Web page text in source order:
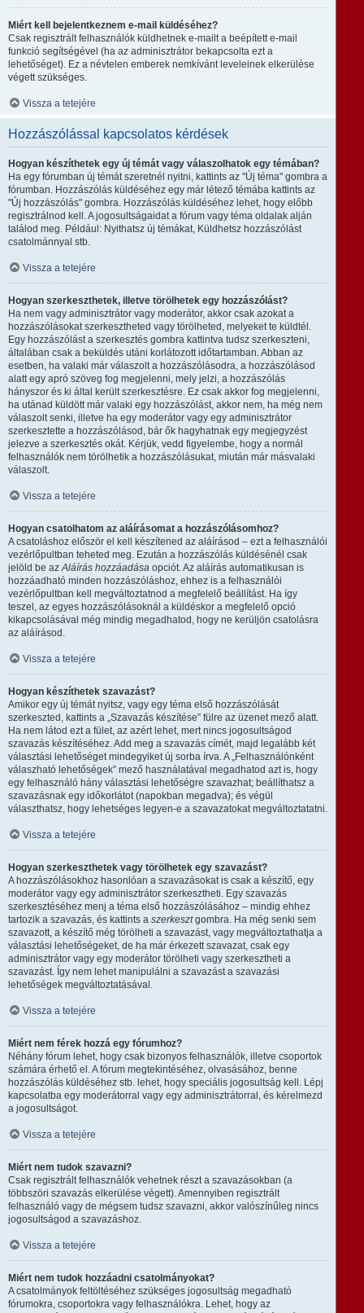
Miért kell bejelentkeznem e-mail küldéséhez?
Csak regisztrált felhasználók küldhetnek e-mailt a beépített e-mail
funkció segítségével (ha az adminisztrátor bekapcsolta ezt a
lehetőséget). Ez a névtelen emberek nemkívánt leveleinek elkerülése
végett szükséges.
Vissza a tetejére
Hozzászólással kapcsolatos kérdések
Hogyan készíthetek egy új témát vagy válaszolhatok egy témában?
Ha egy fórumban új témát szeretnél nyitni, kattints az "Új téma" gombra a
fórumban. Hozzászólás küldéséhez egy már létező témába kattints az
"Új hozzászólás" gombra. Hozzászólás küldéséhez lehet, hogy előbb
regisztrálnod kell. A jogosultságaidat a fórum vagy téma oldalak alján
találod meg. Például: Nyithatsz új témákat, Küldhetsz hozzászólást
csatolmánnyal stb.
Vissza a tetejére
Hogyan szerkeszthetek, illetve törölhetek egy hozzászólást?
Ha nem vagy adminisztrátor vagy moderátor, akkor csak azokat a
hozzászólásokat szerkesztheted vagy törölheted, melyeket te küldtél.
Egy hozzászólást a szerkesztés gombra kattintva tudsz szerkeszteni,
általában csak a beküldés utáni korlátozott időtartamban. Abban az
esetben, ha valaki már válaszolt a hozzászólásodra, a hozzászólásod
alatt egy apró szöveg fog megjelenni, mely jelzi, a hozzászólás
hányszor és ki által került szerkesztésre. Ez csak akkor fog megjelenni,
ha utánad küldött már valaki egy hozzászólást, akkor nem, ha még nem
válaszolt senki, illetve ha egy moderátor vagy egy adminisztrátor
szerkesztette a hozzászólásod, bár ők hagyhatnak egy megjegyzést
jelezve a szerkesztés okát. Kérjük, vedd figyelembe, hogy a normál
felhasználók nem törölhetik a hozzászólásukat, miután már másvalaki
válaszolt.
Vissza a tetejére
Hogyan csatolhatom az aláírásomat a hozzászólásomhoz?
A csatoláshoz először el kell készítened az aláírásod – ezt a felhasználói
vezérlőpultban teheted meg. Ezután a hozzászólás küldésénél csak
jelöld be azAláírás hozzáadása opciót. Az aláírás automatikusan is
hozzáadható minden hozzászóláshoz, ehhez is a felhasználói
vezérlőpultban kell megváltoztatnod a megfelelő beállítást. Ha így
teszel, az egyes hozzászólásoknál a küldéskor a megfelelő opció
kikapcsolásával még mindig megadhatod, hogy ne kerüljön csatolásra
az aláírásod.
Vissza a tetejére
Hogyan készíthetek szavazást?
Amikor egy új témát nyitsz, vagy egy téma első hozzászólását
szerkeszted, kattints a „Szavazás készítése” fülre az üzenet mező alatt.
Ha nem látod ezt a fület, az azért lehet, mert nincs jogosultságod
szavazás készítéséhez. Add meg a szavazás címét, majd legalább két
választási lehetőséget mindegyiket új sorba írva. A „Felhasználónként
válaszható lehetőségek” mező használatával megadhatod azt is, hogy
egy felhasználó hány választási lehetőségre szavazhat; beállíthatsz a
szavazásnak egy időkorlátot (napokban megadva); és végül
választhatsz, hogy lehetséges legyen-e a szavazatokat megváltoztatatni.
Vissza a tetejére
Hogyan szerkeszthetek vagy törölhetek egy szavazást?
A hozzászólásokhoz hasonlóan a szavazásokat is csak a készítő, egy
moderátor vagy egy adminisztrátor szerkesztheti. Egy szavazás
szerkesztéséhez menj a téma első hozzászólásához – mindig ehhez
tartozik a szavazás, és kattints a szerkesztgombra. Ha még senki sem
szavazott, a készítő még törölheti a szavazást, vagy megváltoztathatja a
választási lehetőségeket, de ha már érkezett szavazat, csak egy
adminisztrátor vagy egy moderátor törölheti vagy szerkesztheti a
szavazást. Így nem lehet manipulálni a szavazást a szavazási
lehetőségek megváltoztatásával.
Vissza a tetejére
Miért nem férek hozzá egy fórumhoz?
Néhány fórum lehet, hogy csak bizonyos felhasználók, illetve csoportok
számára érhető el. A fórum megtekintéséhez, olvasásához, benne
hozzászólás küldéséhez stb. lehet, hogy speciális jogosultság kell. Lépj
kapcsolatba egy moderátorral vagy egy adminisztrátorral, és kérelmezd
a jogosultságot.
Vissza a tetejére
Miért nem tudok szavazni?
Csak regisztrált felhasználók vehetnek részt a szavazásokban (a
többszöri szavazás elkerülése végett). Amennyiben regisztrált
felhasználó vagy de mégsem tudsz szavazni, akkor valószínűleg nincs
jogosultságod a szavazáshoz.
Vissza a tetejére
Miért nem tudok hozzáadni csatolmányokat?
A csatolmányok feltöltéséhez szükséges jogosultság megadható
fórumokra, csoportokra vagy felhasználókra. Lehet, hogy az